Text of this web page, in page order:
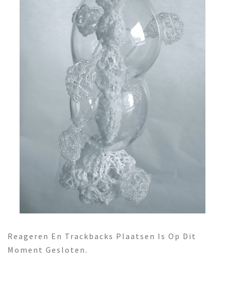
Reageren En Trackbacks Plaatsen Is Op Dit
Moment Gesloten.